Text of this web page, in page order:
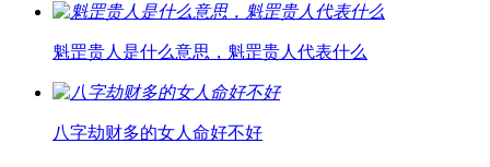
魁罡贵人是什么意思，魁罡贵人代表什么
八字劫财多的女人命好不好